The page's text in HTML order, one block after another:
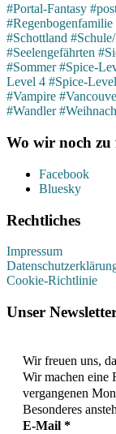
#Portal-Fantasy
#Regenbogenfamilie
#Schottland
#Seelengefährten
#Sommer #Spice-
Level 4 #Spice-
#Vampire
#Wandler
Wo wir noch zu
Facebook
Bluesky
Rechtliches
Impressum
Cookie-Richtlinie
Unser
Wir freuen uns,
Wir machen eine
vergangenen
Besonderes
E-Mail *